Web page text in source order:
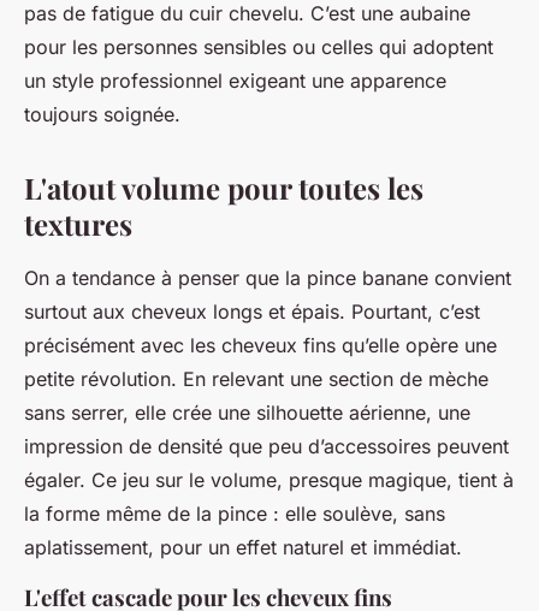
pas de fatigue du cuir chevelu. C’est une aubaine
pour les personnes sensibles ou celles qui adoptent
un style professionnel exigeant une apparence
toujours soignée.
L'atout volume pour toutes les
textures
On a tendance à penser que la pince banane convient
surtout aux cheveux longs et épais. Pourtant, c’est
précisément avec les cheveux fins qu’elle opère une
petite révolution. En relevant une section de mèche
sans serrer, elle crée une silhouette aérienne, une
impression de densité que peu d’accessoires peuvent
égaler. Ce jeu sur le volume, presque magique, tient à
la forme même de la pince : elle soulève, sans
aplatissement, pour un effet naturel et immédiat.
L'effet cascade pour les cheveux fins